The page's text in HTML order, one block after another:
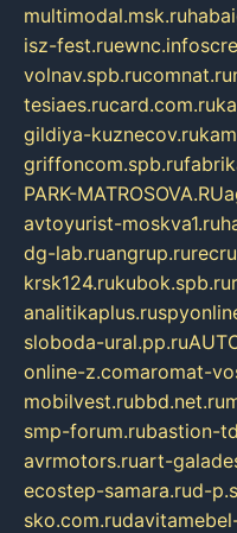
multimodal.msk.ru
isz-fest.ruewnc.info
volnav.spb.rucomnat.ru
tesiaes.rucard.com.ru
gildiya-kuznecov.ru
griffoncom.spb.ru
PARK-MATROSOVA.RU
avtoyurist-moskva1.ru
dg-lab.ruangrup.ru
krsk124.rukubok.spb.ru
analitikaplus.ru
sloboda-ural.pp.ru
online-z.comaromat-
mobilvest.rubbd.net.ru
smp-forum.rubastion-
avrmotors.ruart-
ecostep-samara.rud-
sko.com.ru